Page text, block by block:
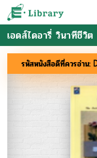
Skip
e-Library
เอดส์ไดอารี่ วินาทีชีวิต
รหัสหนังสือดีที่ควรอ่าน: